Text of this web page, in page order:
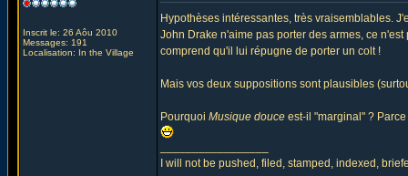
Inscrit le: 26 Aôu 2010
Messages: 191
Localisation: In the Village
Hypothèses intéressantes, très vraisemblables.
John Drake n'aime pas porter des armes, ce
comprend qu'il lui répugne de porter un colt !
Mais vos deux suppositions sont plausibles
Pourquoi Musique douce est-il "marginal" ?
I will not be pushed, filed, stamped, indexed,